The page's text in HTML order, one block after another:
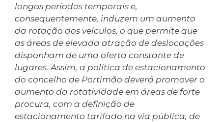
longos períodos temporais e,
consequentemente, induzem um aumento
da rotação dos veículos, o que permite que
as áreas de elevada atração de deslocações
disponham de uma oferta constante de
lugares. Assim, a política de estacionamento
do concelho de Portimão deverá promover o
aumento da rotatividade em áreas de forte
procura, com a definição de
estacionamento tarifado na via pública, de